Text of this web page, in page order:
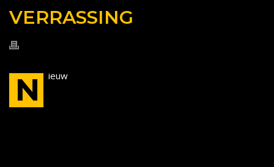
VERRASSING
N ieuw